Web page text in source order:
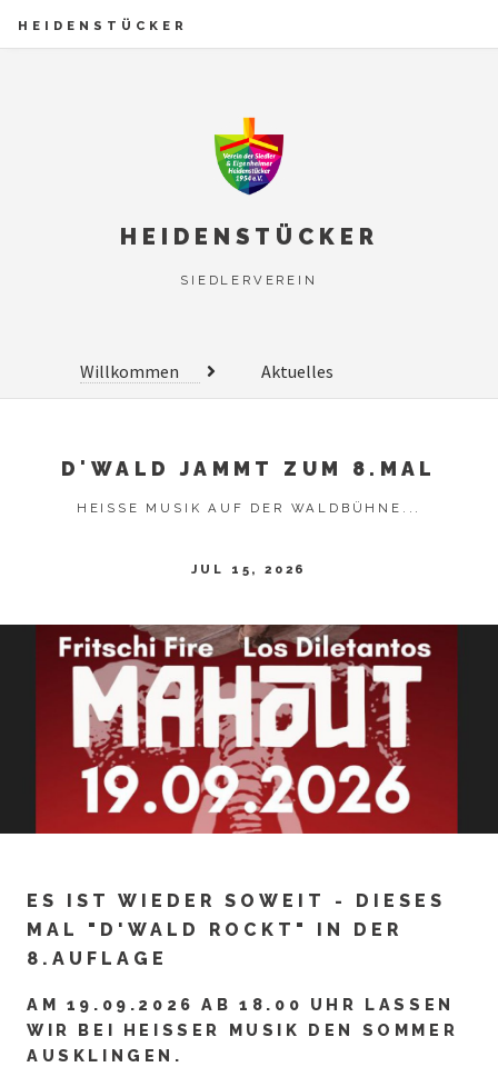
HEIDENSTÜCKER
HEIDENSTÜCKER
SIEDLERVEREIN
Willkommen Aktuelles
D'WALD JAMMT ZUM 8.MAL
HEISSE MUSIK AUF DER WALDBÜHNE...
JUL 15, 2026
ES IST WIEDER SOWEIT - DIESES
MAL "D'WALD ROCKT" IN DER
8.AUFLAGE
AM 19.09.2026 AB 18.00 UHR LASSEN
WIR BEI HEISSER MUSIK DEN SOMMER A
USKLINGEN.